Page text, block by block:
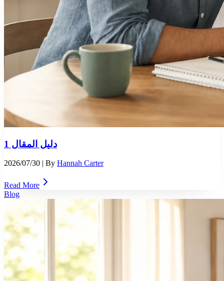
دليل المقال 1
2026/07/30 | By Hannah Carter
Read More
Blog